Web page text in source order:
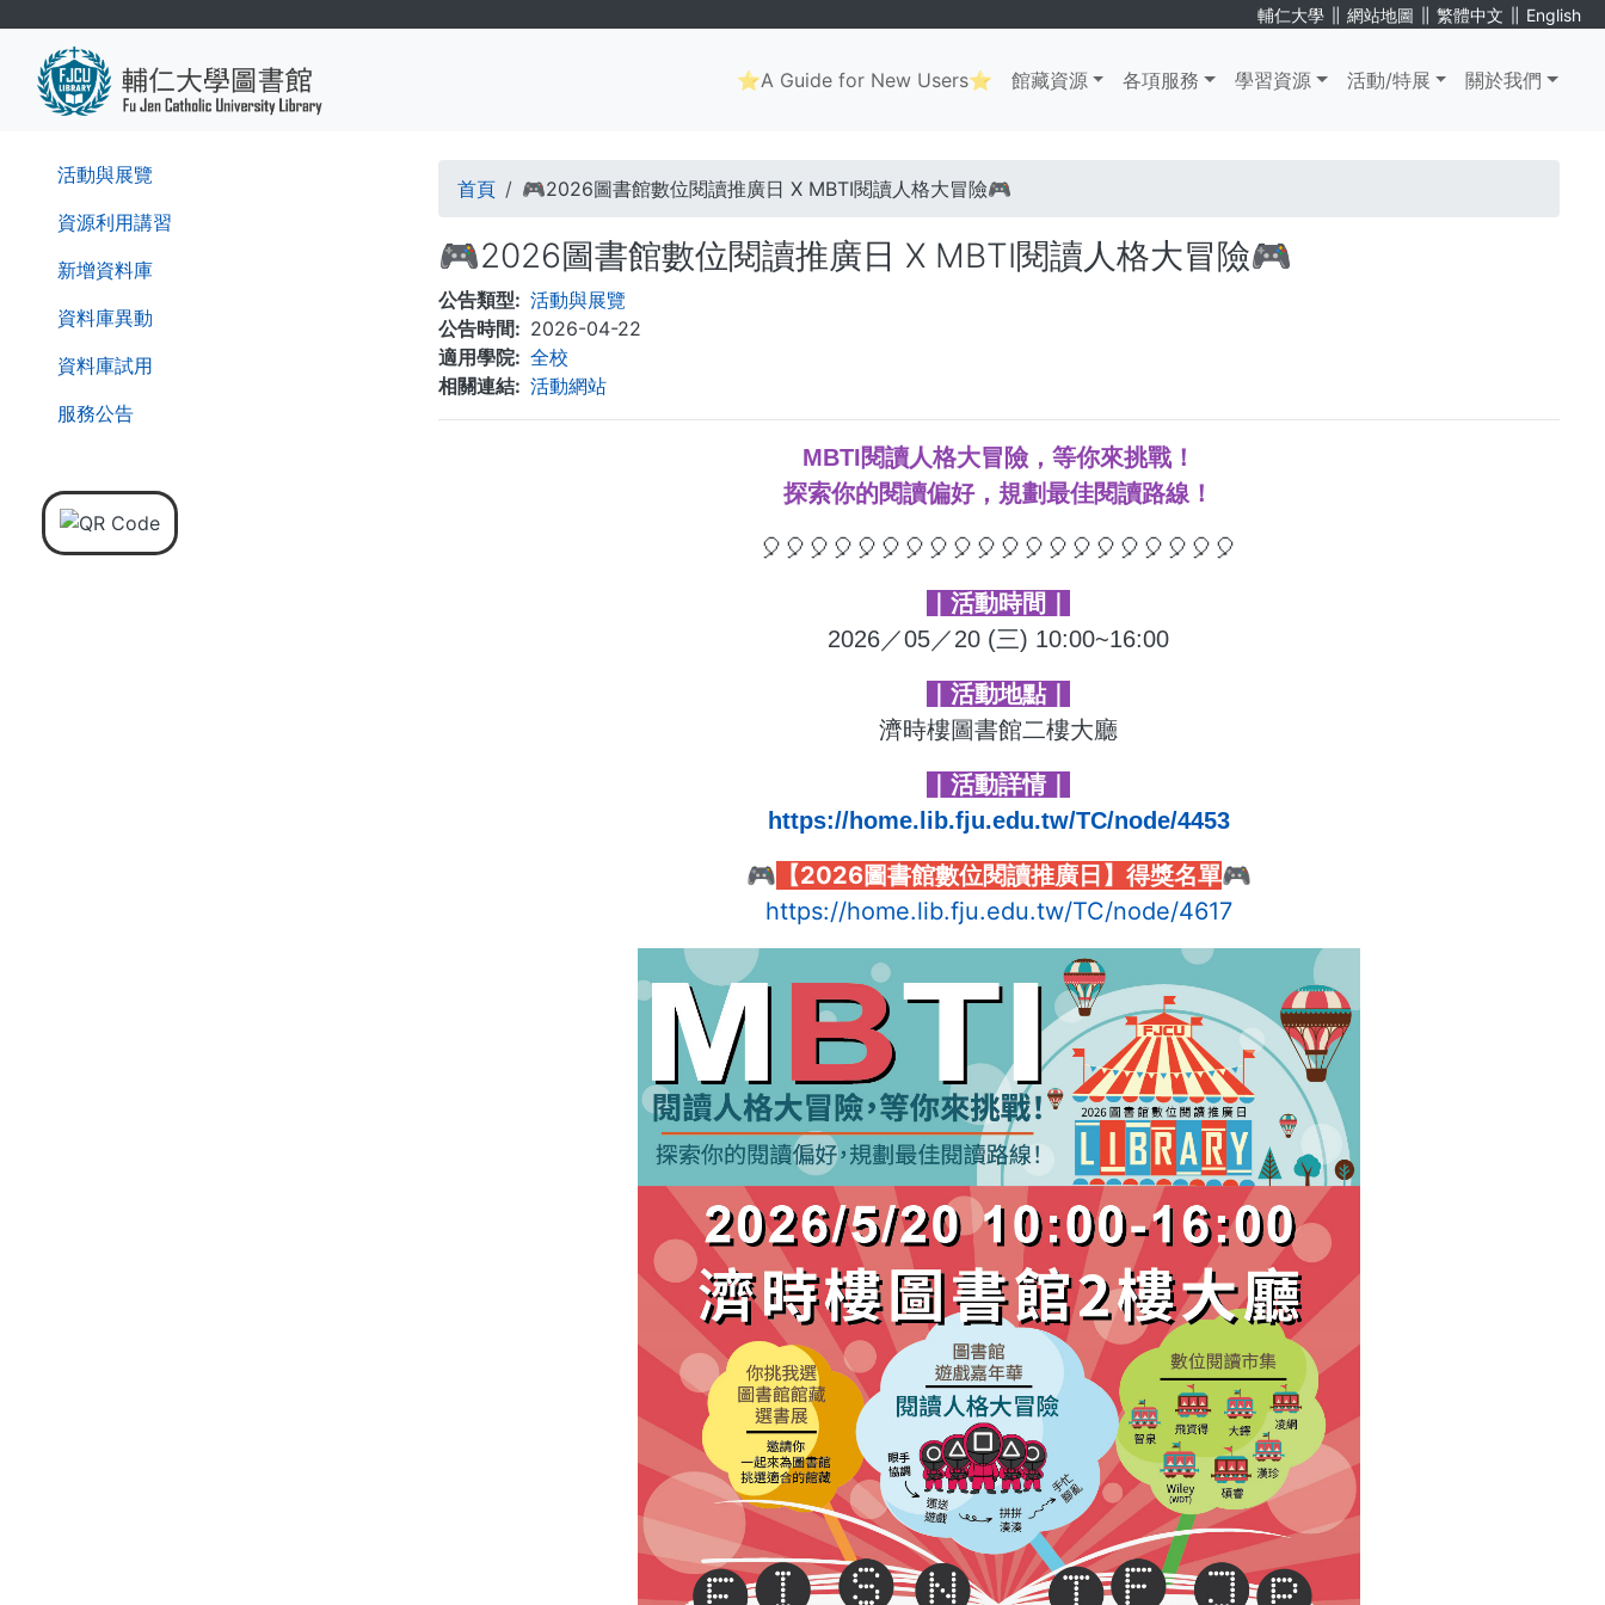
輔仁大學 ∥ 網站地圖 ∥ 繁體中文 ∥ English
Main
navigation
⭐A Guide for New Users⭐ 館藏資源 各項服務 學習資源 活動/特展 關於我們
活動與展覽
資源利用講習
新增資料庫
資料庫異動
資料庫試用
服務公告
導
連
結
首頁 🎮2026圖書館數位閱讀推廣日 X MBTI閱讀人格大冒險🎮
🎮2026圖書館數位閱讀推廣日 X MBTI閱讀人格大冒險🎮
公告類型
活動與展覽
公告時間
2026-04-22
適用學院
全校
相關連結
活動網站
MBTI閱讀人格大冒險，等你來挑戰！
探索你的閱讀偏好，規劃最佳閱讀路線！
🎈🎈🎈🎈🎈🎈🎈🎈🎈🎈🎈🎈🎈🎈🎈🎈🎈🎈🎈🎈
｜活動時間｜
2026／05／20 (三) 10:00~16:00
｜活動地點｜
濟時樓圖書館二樓大廳
｜活動詳情｜
https://home.lib.fju.edu.tw/TC/node/4453
🎮 【2026圖書館數位閱讀推廣日】得獎名單🎮
https://home.lib.fju.edu.tw/TC/node/4617